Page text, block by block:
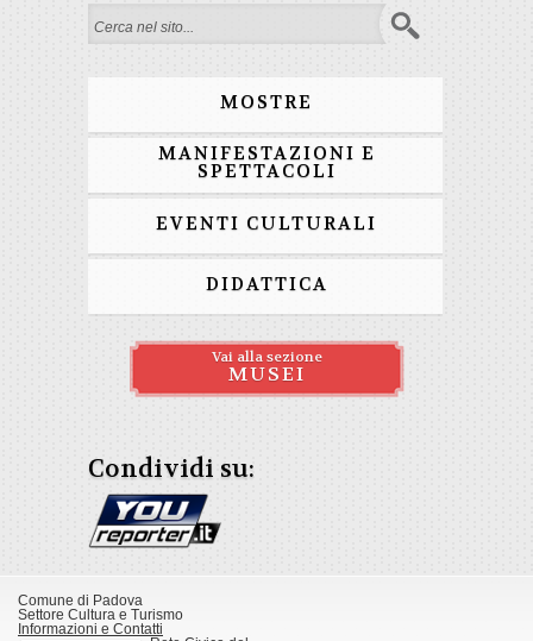
Form di ricerca
MOSTRE
MANIFESTAZIONI E
SPETTACOLI
EVENTI CULTURALI
DIDATTICA
Vai alla sezione
MUSEI
Condividi su:
Comune di Padova
Settore Cultura e Turismo
Informazioni e Contatti